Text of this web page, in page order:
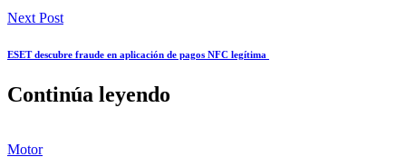
Next Post
ESET descubre fraude en aplicación de pagos NFC legítima
Continúa leyendo
Motor